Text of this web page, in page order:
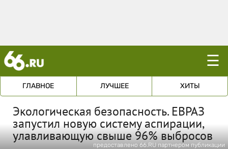
☰
ГЛАВНОЕ ЛУЧШЕЕ ХИТЫ
Экологическая безопасность. ЕВРАЗ
запустил новую систему аспирации,
улавливающую свыше 96% выбросов
предоставлено 66.RU партнером публикации